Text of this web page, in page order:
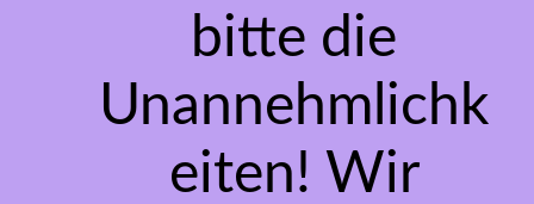
bitte die
Unannehmlichk
eiten! Wir